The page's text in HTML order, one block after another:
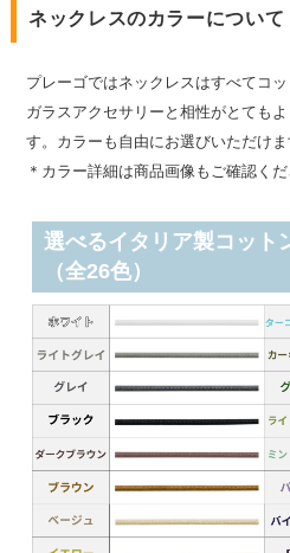
ネックレスのカラーについて
プレーゴではネックレスはすべてコ
ガラスアクセサリーと相性がとても
す。カラーも自由にお選びいただけま
＊カラー詳細は商品画像もご確認くだ
選べるイタリア製コット
（全26色）